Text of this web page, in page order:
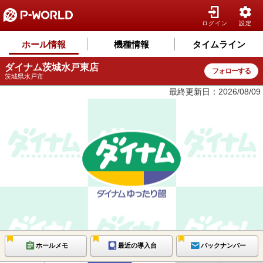
ログイン 設定
ホール情報 機種情報 タイムライン
ダイナム茨城水戸東店
茨城県水戸市
フォローする
最終更新日：2026/08/09
ホールメモ 最近の導入台 バックナンバー